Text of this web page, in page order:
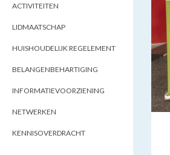
ACTIVITEITEN
LIDMAATSCHAP
HUISHOUDELIJK REGELEMENT
BELANGENBEHARTIGING
INFORMATIEVOORZIENING
NETWERKEN
KENNISOVERDRACHT